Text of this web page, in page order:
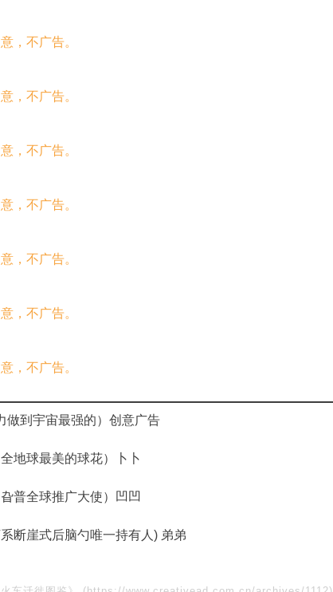
做到宇宙最强的）创意广告
地球最美的球花）卜卜
普全球推广大使）凹凹
断崖式后脑勺唯一持有人) 弟弟